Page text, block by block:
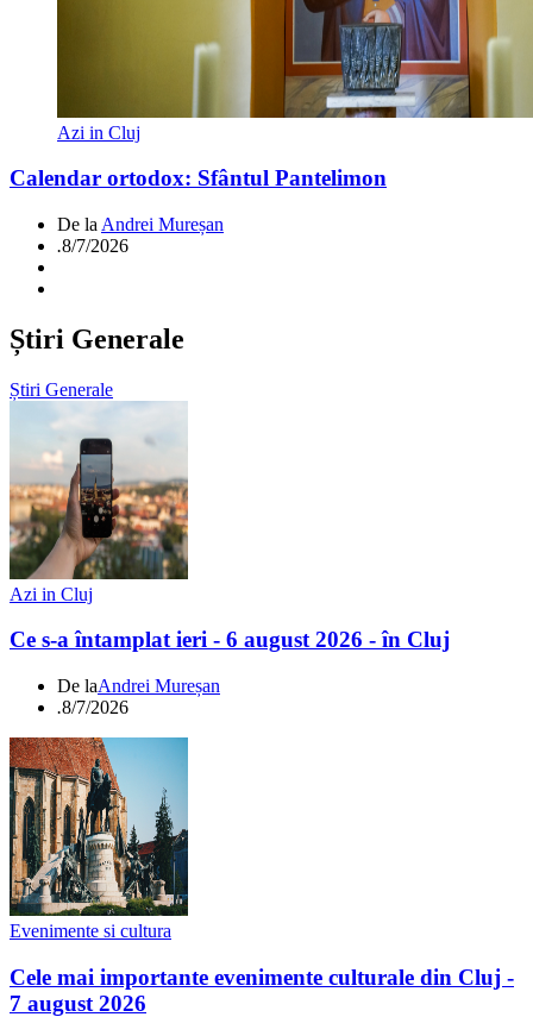
Azi in Cluj
Calendar ortodox: Sfântul Pantelimon
De la Andrei Mureșan
.8/7/2026
Știri Generale
Știri Generale
Azi in Cluj
Ce s-a întamplat ieri - 6 august 2026 - în Cluj
De laAndrei Mureșan
.8/7/2026
Evenimente si cultura
Cele mai importante evenimente culturale din Cluj -
7 august 2026